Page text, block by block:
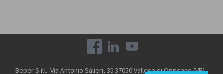
Beper S.r.l. Via Antonio Salieri, 30 37050 Vallese di Oppeano (VR) -